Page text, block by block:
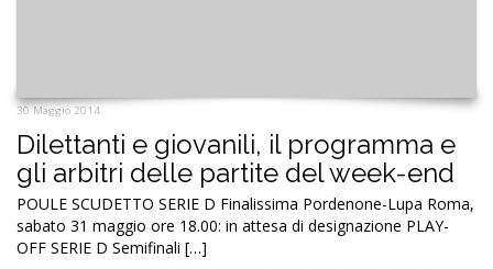
30 Maggio 2014
Dilettanti e giovanili, il programma e
gli arbitri delle partite del week-end
POULE SCUDETTO SERIE D Finalissima Pordenone-Lupa Roma,
sabato 31 maggio ore 18.00: in attesa di designazione PLAY-
OFF SERIE D Semifinali […]